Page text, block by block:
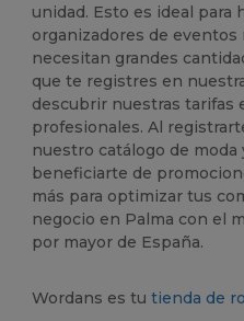
unidad. Esto es ideal para
organizadores de
necesitan grandes
que te registres en
descubrir nuestras tarifas
profesionales. Al
nuestro catálogo de
beneficiarte de
más para optimizar tus
negocio en Palma con el
por mayor de España.
Wordans es tutienda de